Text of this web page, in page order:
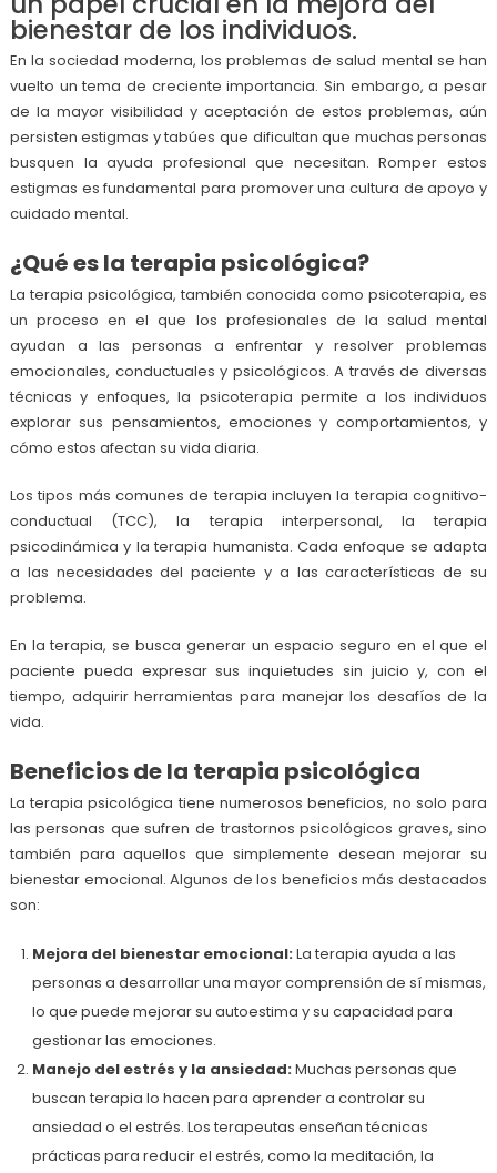
bienestar de los individuos.
En la sociedad moderna, los problemas de salud mental se han
vuelto un tema de creciente importancia. Sin embargo, a pesar
de la mayor visibilidad y aceptación de estos problemas, aún
persisten estigmas y tabúes que dificultan que muchas personas
busquen la ayuda profesional que necesitan. Romper estos
estigmas es fundamental para promover una cultura de apoyo y
cuidado mental.
¿Qué es la terapia psicológica?
La terapia psicológica, también conocida como psicoterapia, es
un proceso en el que los profesionales de la salud mental
ayudan a las personas a enfrentar y resolver problemas
emocionales, conductuales y psicológicos. A través de diversas
técnicas y enfoques, la psicoterapia permite a los individuos
explorar sus pensamientos, emociones y comportamientos, y
cómo estos afectan su vida diaria.
Los tipos más comunes de terapia incluyen la terapia cognitivo-
conductual (TCC), la terapia interpersonal, la terapia
psicodinámica y la terapia humanista. Cada enfoque se adapta
a las necesidades del paciente y a las características de su
problema.
En la terapia, se busca generar un espacio seguro en el que el
paciente pueda expresar sus inquietudes sin juicio y, con el
tiempo, adquirir herramientas para manejar los desafíos de la
vida.
Beneficios de la terapia psicológica
La terapia psicológica tiene numerosos beneficios, no solo para
las personas que sufren de trastornos psicológicos graves, sino
también para aquellos que simplemente desean mejorar su
bienestar emocional. Algunos de los beneficios más destacados
son:
Mejora del bienestar emocional:La terapia ayuda a las
personas a desarrollar una mayor comprensión de sí mismas,
lo que puede mejorar su autoestima y su capacidad para
gestionar las emociones.
Manejo del estrés y la ansiedad:Muchas personas que
buscan terapia lo hacen para aprender a controlar su
ansiedad o el estrés. Los terapeutas enseñan técnicas
prácticas para reducir el estrés, como la meditación, la